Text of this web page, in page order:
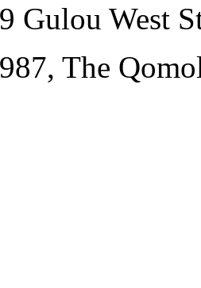
Gulou West
The